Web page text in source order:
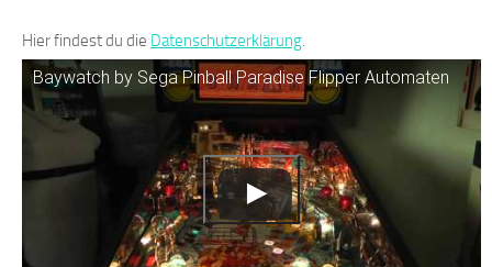
Hier findest du die Datenschutzerklärung.
Baywatch by Sega Pinball Paradise Flipper Automaten